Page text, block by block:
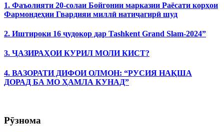
1. Фаъолияти 20-солаи Бойгонии марказии Раёсати корҳои
Фармондеҳии Гвардияи миллӣ натиҷагирӣ шуд
2. Иштироки 16 ҷудокор дар Tashkent Grand Slam-2024”
3. ҶАЗИРАҲОИ КУРИЛ МОЛИ КИСТ?
4. ВАЗОРАТИ ДИФОИ ОЛМОН: “РУСИЯ НАҚША
ДОРАД БА МО ҲАМЛА КУНАД”
Рӯзнома